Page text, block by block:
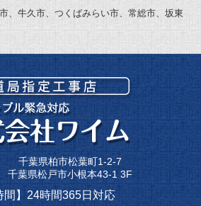
、牛久市、つくばみらい市、常総市、坂東
千葉県柏市松葉町1-2-7
葉県松戸市小根本43-1 3F
間】24時間365日対応